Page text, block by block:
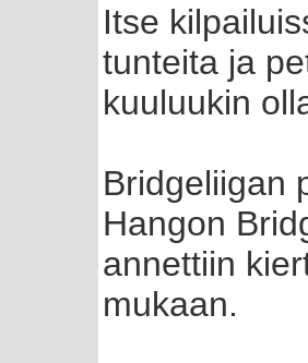
Itse
tunteita ja
kuuluukin
Bridgeliigan
Hangon
annettiin
mukaan.